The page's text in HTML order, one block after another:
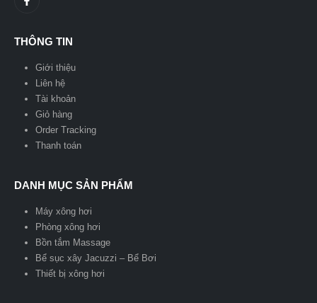
THÔNG TIN
Giới thiệu
Liên hệ
Tài khoản
Giỏ hàng
Order Tracking
Thanh toán
DANH MỤC SẢN PHẨM
Máy xông hơi
Phòng xông hơi
Bồn tắm Massage
Bể sục xây Jacuzzi – Bể Bơi
Thiết bị xông hơi